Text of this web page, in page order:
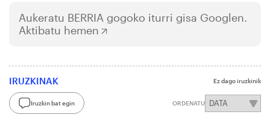
Aukeratu BERRIA gogoko iturri gisa Googlen.
Aktibatu hemen
IRUZKINAK Ez dago iruzkinik
Iruzkin bat egin ORDENATU